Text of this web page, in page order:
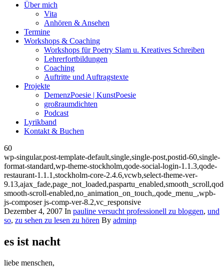
Über mich
Vita
Anhören & Ansehen
Termine
Workshops & Coaching
Workshops für Poetry Slam u. Kreatives Schreiben
Lehrerfortbildungen
Coaching
Auftritte und Auftragstexte
Projekte
DemenzPoesie | KunstPoesie
großraumdichten
Podcast
Lyrikband
Kontakt & Buchen
60
wp-singular,post-template-default,single,single-post,postid-60,single-
format-standard,wp-theme-stockholm,qode-social-login-1.1.3,qode-
restaurant-1.1.1,stockholm-core-2.4.6,vcwb,select-theme-ver-
smooth-scroll-enabled,no_animation_on_touch,,qode_menu_,wpb-
js-composer js-comp-ver-8.2,vc_responsive
Dezember 4, 2007 In pauline versucht professionell zu bloggen, und
so, zu sehen zu lesen zu hören By adminp
es ist nacht
liebe menschen,